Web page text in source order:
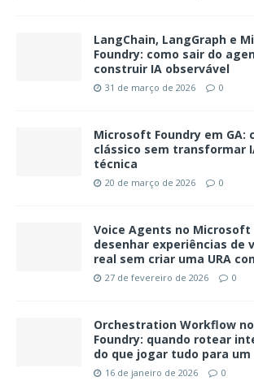
LangChain, LangGraph e
Foundry: como sair do
construir IA observável
31 de março de 2026 0
Microsoft Foundry em GA:
clássico sem transformar
técnica
20 de março de 2026 0
Voice Agents no Microsoft
desenhar experiências de
real sem criar uma URA
27 de fevereiro de 2026 0
Orchestration Workflow
Foundry: quando rotear
do que jogar tudo para um
16 de janeiro de 2026 0